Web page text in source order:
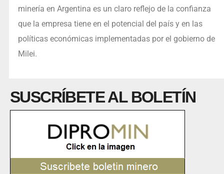
minería en Argentina es un claro reflejo de la confianza
que la empresa tiene en el potencial del país y en las
políticas económicas implementadas por el gobierno de
Milei.
SUSCRÍBETE AL BOLETÍN